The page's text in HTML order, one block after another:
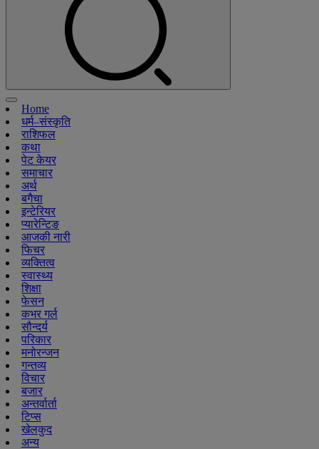
Home
धर्म–संस्कृति
राशिफल
कथा
पेट केयर
समाचार
अर्थ
बगैचा
इन्टेरियर
प्यारेन्टिङ
आजकी नारी
फिचर
व्यक्तित्व
स्वास्थ्य
शिक्षा
फेसन
कभर गर्ल
सौन्दर्य
परिकार
मनोरन्जन
गन्तव्य
विचार
बजार
अन्तर्वार्ता
टिप्स
खेलकुद
अन्य